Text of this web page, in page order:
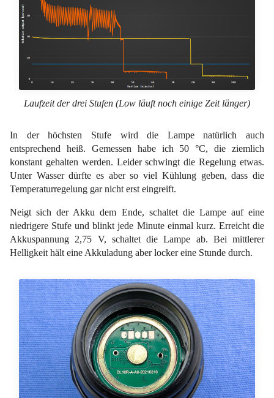
Laufzeit der drei Stufen (Low läuft noch einige Zeit länger)
In der höchsten Stufe wird die Lampe natürlich auch
entsprechend heiß. Gemessen habe ich 50 °C, die ziemlich
konstant gehalten werden. Leider schwingt die Regelung etwas.
Unter Wasser dürfte es aber so viel Kühlung geben, dass die
Temperaturregelung gar nicht erst eingreift.
Neigt sich der Akku dem Ende, schaltet die Lampe auf eine
niedrigere Stufe und blinkt jede Minute einmal kurz. Erreicht die
Akkuspannung 2,75 V, schaltet die Lampe ab. Bei mittlerer
Helligkeit hält eine Akkuladung aber locker eine Stunde durch.